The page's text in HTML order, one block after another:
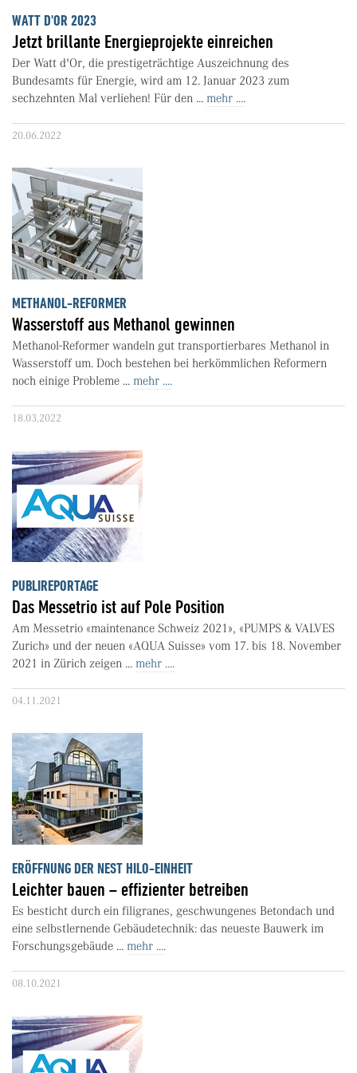
WATT D'OR 2023
Jetzt brillante Energieprojekte einreichen
Der Watt d'Or, die prestigeträchtige Auszeichnung des
Bundesamts für Energie, wird am 12. Januar 2023 zum
sechzehnten Mal verliehen! Für den ... mehr ....
20.06.2022
METHANOL-REFORMER
Wasserstoff aus Methanol gewinnen
Methanol-Reformer wandeln gut transportierbares Methanol in
Wasserstoff um. Doch bestehen bei herkömmlichen Reformern
noch einige Probleme ... mehr ....
18.03.2022
PUBLIREPORTAGE
Das Messetrio ist auf Pole Position
Am Messetrio «maintenance Schweiz 2021», «PUMPS & VALVES
Zurich» und der neuen «AQUA Suisse» vom 17. bis 18. November
2021 in Zürich zeigen ... mehr ....
04.11.2021
ERÖFFNUNG DER NEST HILO-EINHEIT
Leichter bauen – effizienter betreiben
Es besticht durch ein filigranes, geschwungenes Betondach und
eine selbstlernende Gebäudetechnik: das neueste Bauwerk im
Forschungsgebäude ... mehr ....
08.10.2021